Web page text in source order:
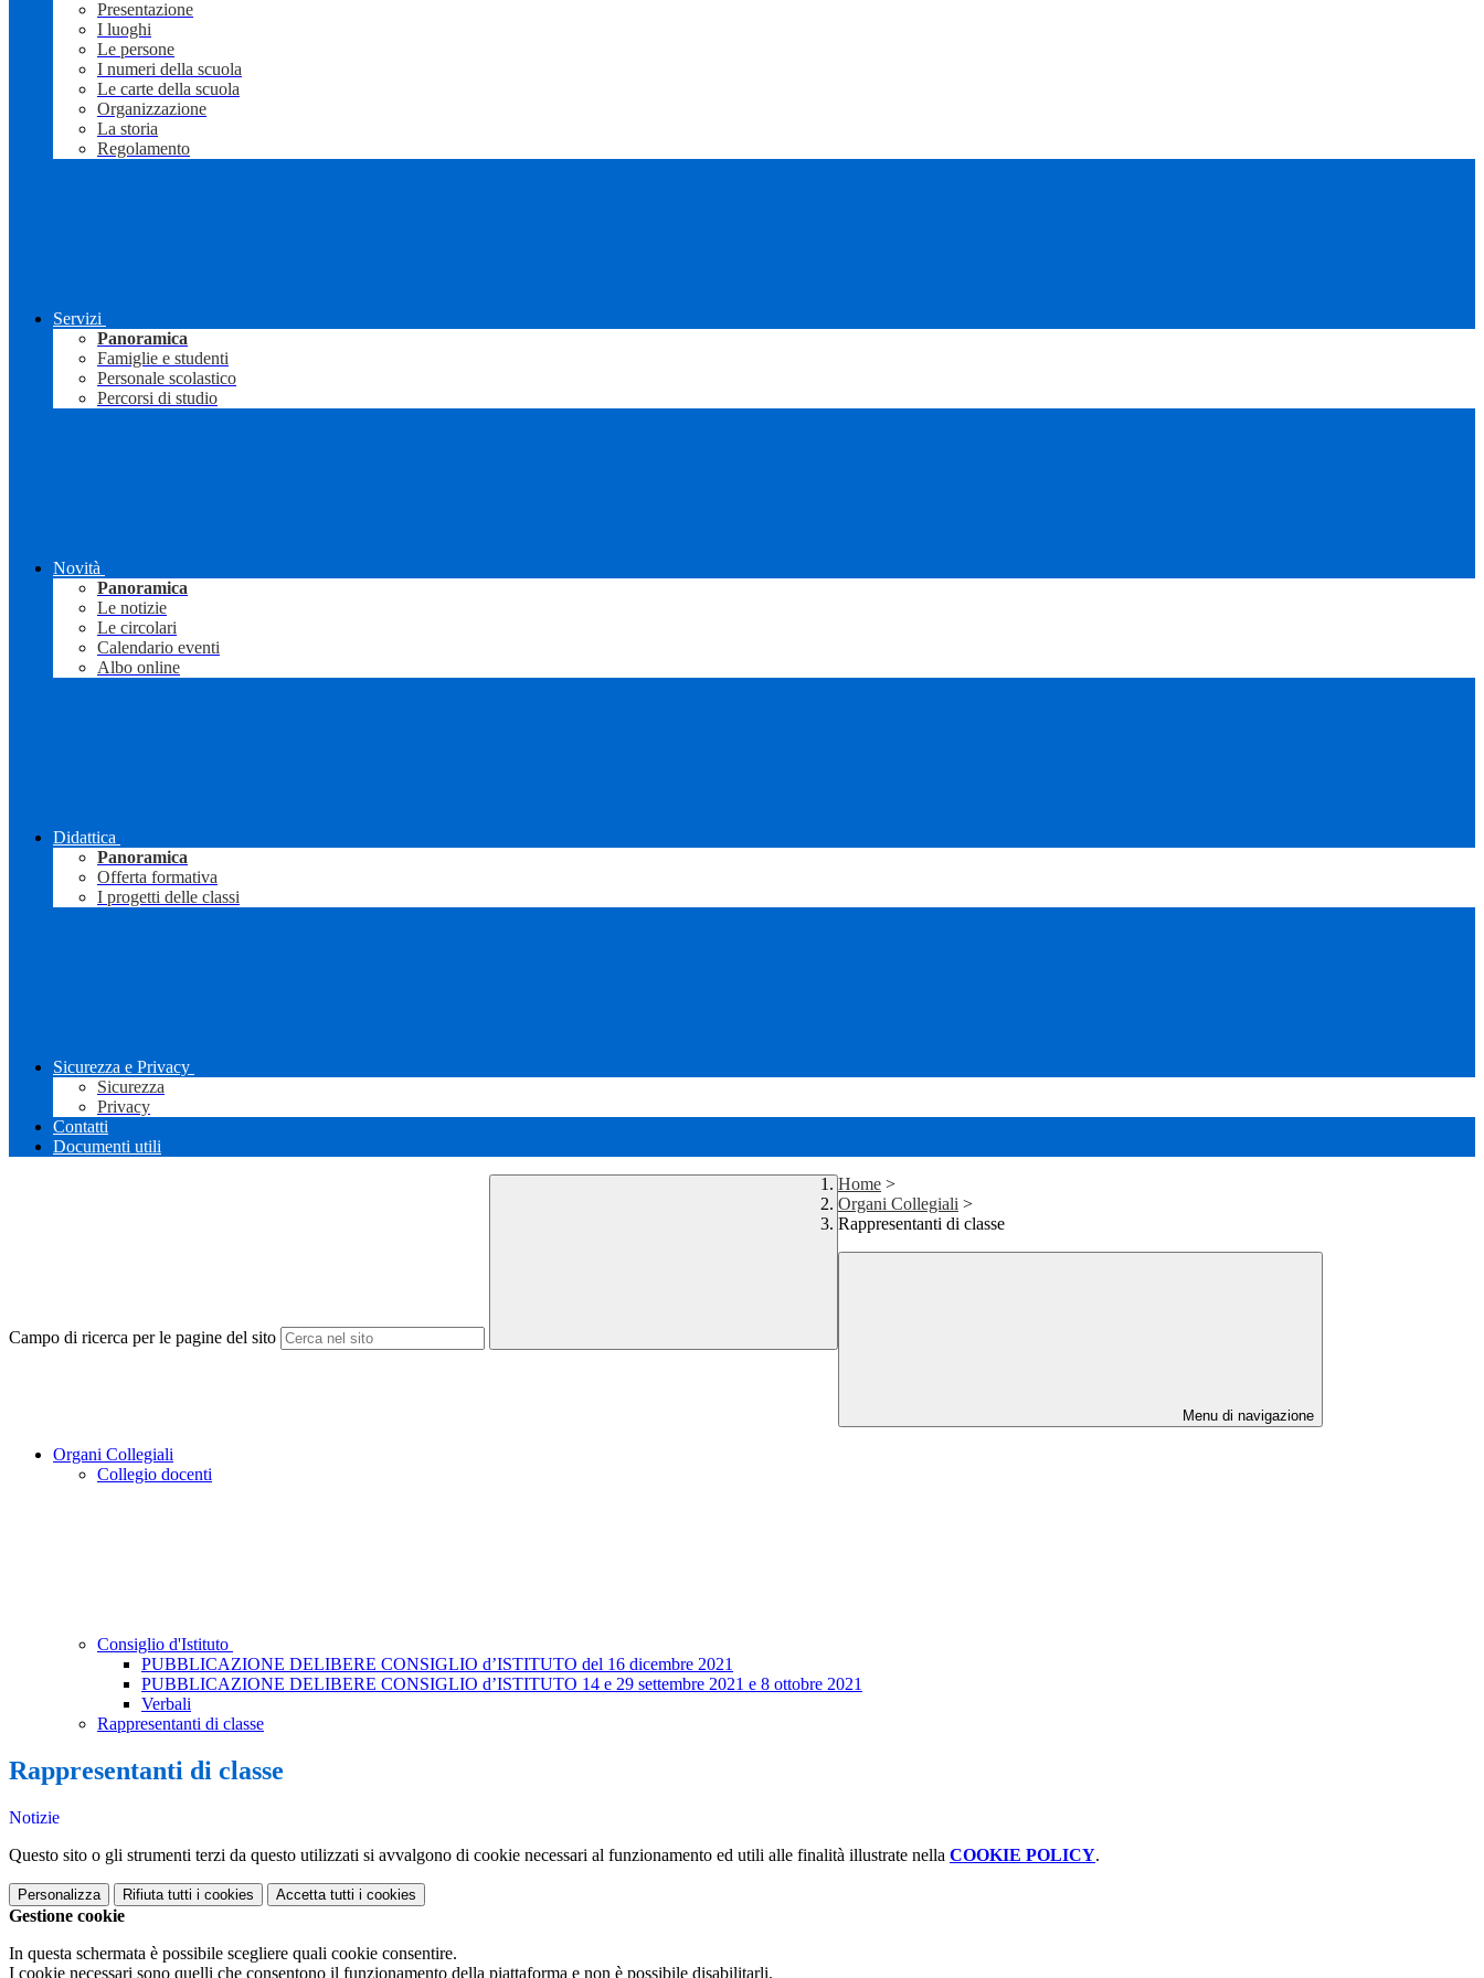
Presentazione
I luoghi
Le persone
I numeri della scuola
Le carte della scuola
Organizzazione
La storia
Regolamento
Servizi
Panoramica
Famiglie e studenti
Personale scolastico
Percorsi di studio
Novità
Panoramica
Le notizie
Le circolari
Calendario eventi
Albo online
Didattica
Panoramica
Offerta formativa
I progetti delle classi
Sicurezza e Privacy
Sicurezza
Privacy
Contatti
Documenti utili
Campo di ricerca per le pagine del sito
Home >
Organi Collegiali >
Rappresentanti di classe
Menu di navigazione
Organi Collegiali
Collegio docenti
Consiglio d'Istituto
PUBBLICAZIONE DELIBERE CONSIGLIO d’ISTITUTO del 16 dicembre 2021
PUBBLICAZIONE DELIBERE CONSIGLIO d’ISTITUTO 14 e 29 settembre 2021 e 8 ottobre 2021
Verbali
Rappresentanti di classe
Rappresentanti di classe
Notizie
Questo sito o gli strumenti terzi da questo utilizzati si avvalgono di cookie necessari al funzionamento ed utili alle finalità illustrate nella COOKIE POLICY.
Personalizza Rifiuta tutti i cookies Accetta tutti i cookies
Gestione cookie
In questa schermata è possibile scegliere quali cookie consentire.
I cookie necessari sono quelli che consentono il funzionamento della piattaforma e non è possibile disabilitarli.